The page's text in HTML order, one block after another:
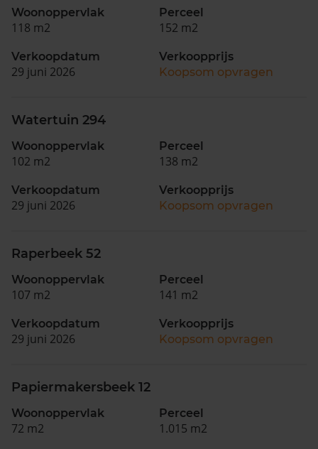
Woonoppervlak
118 m2
Perceel
152 m2
Verkoopdatum
29 juni 2026
Verkoopprijs
Koopsom opvragen
Watertuin 294
Woonoppervlak
102 m2
Perceel
138 m2
Verkoopdatum
29 juni 2026
Verkoopprijs
Koopsom opvragen
Raperbeek 52
Woonoppervlak
107 m2
Perceel
141 m2
Verkoopdatum
29 juni 2026
Verkoopprijs
Koopsom opvragen
Papiermakersbeek 12
Woonoppervlak
72 m2
Perceel
1.015 m2